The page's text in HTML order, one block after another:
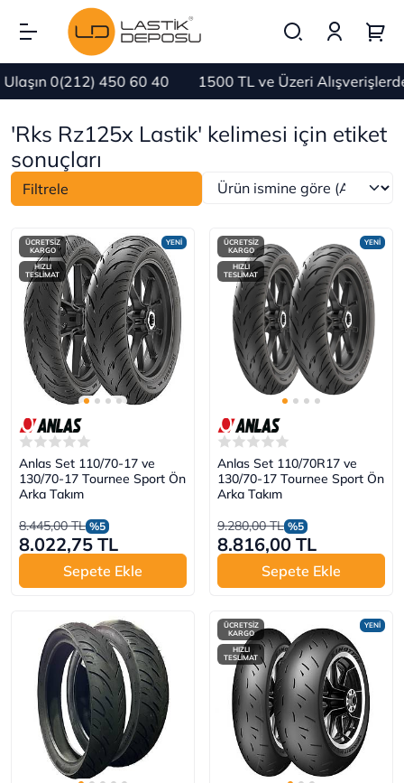
0(212) 450 60 40 1500 TL ve Üzeri Alışverişlerde
'Rks Rz125x Lastik' kelimesi için etiket
sonuçları
Filtrele
YENİ
ÜCRETSİZ
KARGO
HIZLI
TESLİMAT
Anlas Set 110/70-17 ve
130/70-17 Tournee Sport Ön
Arka Takım
8.445,00 TL %5
8.022,75 TL
Sepete Ekle
YENİ
ÜCRETSİZ
KARGO
HIZLI
TESLİMAT
Anlas Set 110/70R17 ve
130/70-17 Tournee Sport Ön
Arka Takım
9.280,00 TL %5
8.816,00 TL
Sepete Ekle
YENİ
ÜCRETSİZ
KARGO
HIZLI
TESLİMAT